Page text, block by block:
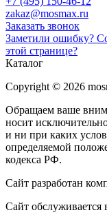
zakaz@mosmax.ru
Заказать звонок
Заметили ошибку?
этой странице?
Каталог
Copyright © 2026
Обращаем ваше
носит
и ни при каких
определяемой
кодекса РФ.
Сайт разработан
Сайт обслуживается